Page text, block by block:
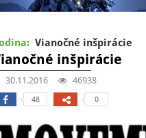
Vianočné inšpirácie
inšpirácie
30.11.2016 46938
48 0